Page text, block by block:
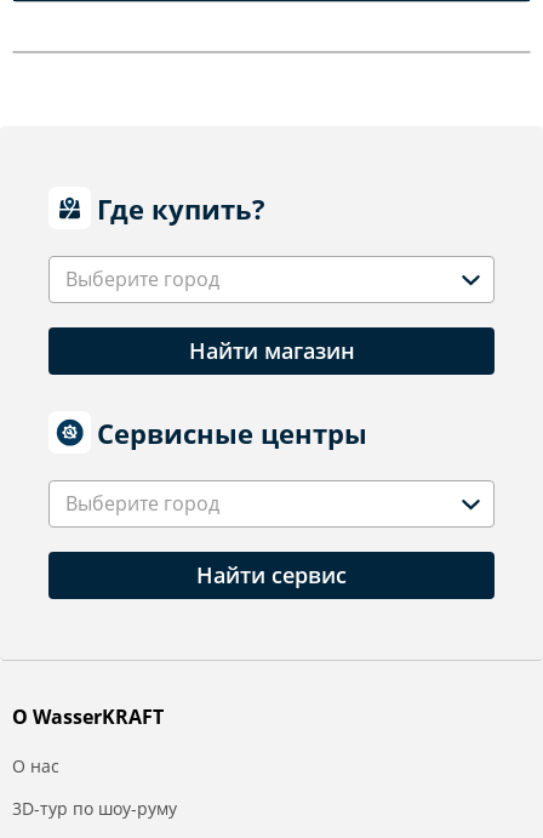
Где купить?
Выберите город
Найти магазин
Сервисные центры
Выберите город
Найти сервис
О WasserKRAFT
О нас
3D-тур по шоу-руму